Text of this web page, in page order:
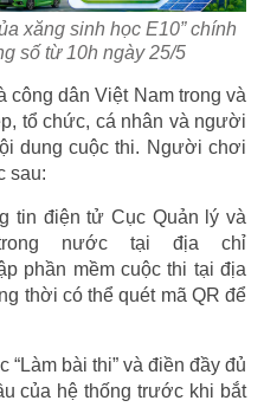
xăng sinh học E10” chính
số từ 10h ngày 25/5
dân Việt Nam trong và
tổ chức, cá nhân và người
dung cuộc thi. Người chơi
sau:
tin điện tử Cục Quản lý và
nước tại địa chỉ
phần mềm cuộc thi tại địa
thời có thể quét mã QR để
bài thi” và điền đầy đủ
của hệ thống trước khi bắt